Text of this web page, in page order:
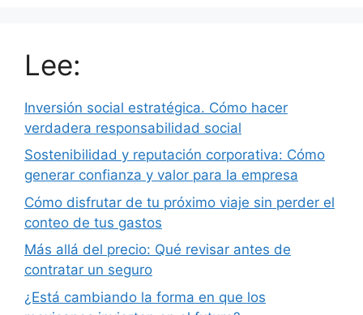
Lee:
Inversión social estratégica. Cómo hacer
verdadera responsabilidad social
Sostenibilidad y reputación corporativa: Cómo
generar confianza y valor para la empresa
Cómo disfrutar de tu próximo viaje sin perder el
conteo de tus gastos
Más allá del precio: Qué revisar antes de
contratar un seguro
¿Está cambiando la forma en que los